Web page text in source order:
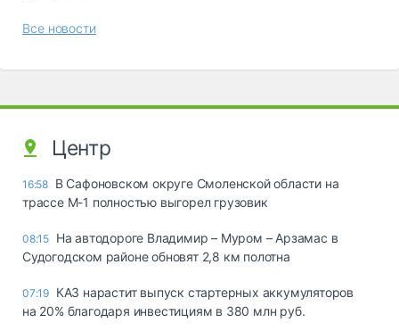
Все новости
Центр
16:58 В Сафоновском округе Смоленской области на
трассе М-1 полностью выгорел грузовик
08:15 На автодороге Владимир – Муром – Арзамас в
Судогодском районе обновят 2,8 км полотна
07:19 КАЗ нарастит выпуск стартерных аккумуляторов
на 20% благодаря инвестициям в 380 млн руб.